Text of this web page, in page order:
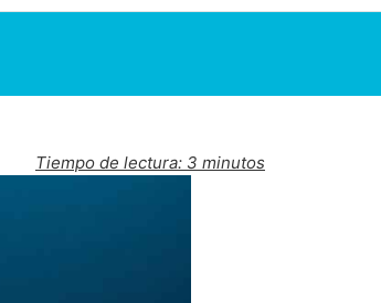
Tiempo de lectura: 3 minutos